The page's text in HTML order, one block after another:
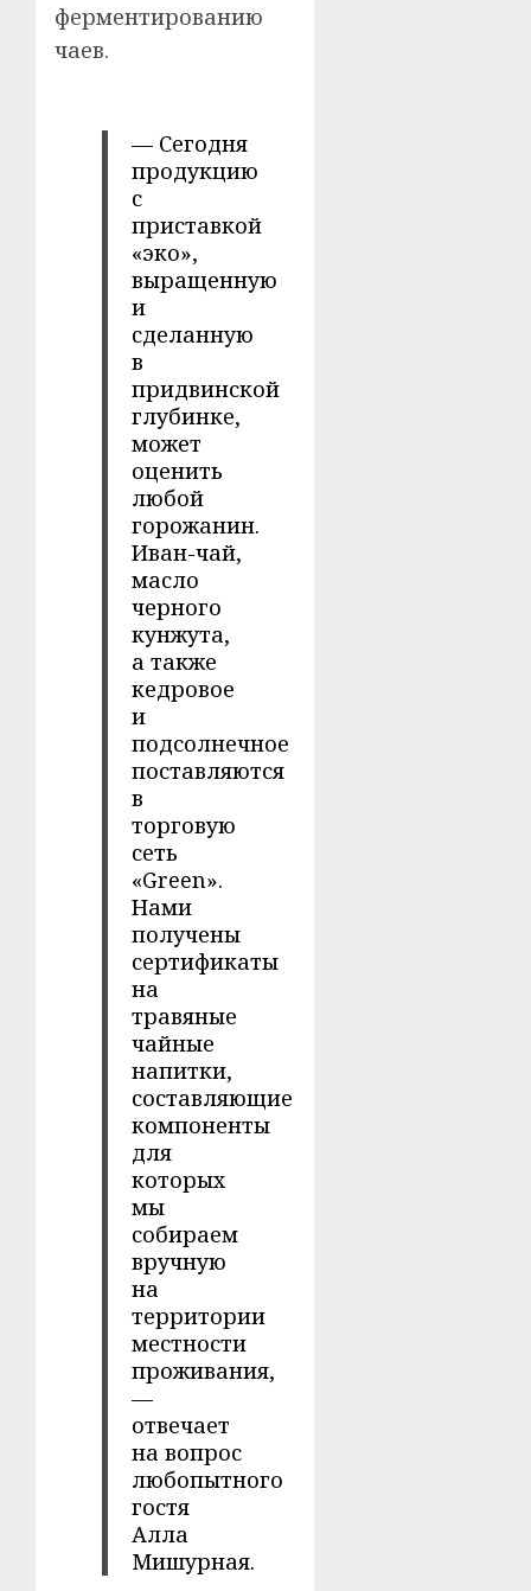
ферментированию
чаев.
— Сегодня
продукцию
с
приставкой
«эко»,
выращенную
и
сделанную
в
придвинской
глубинке,
может
оценить
любой
горожанин.
Иван-чай,
масло
черного
кунжута,
а также
кедровое
и
подсолнечное
поставляются
в
торговую
сеть
«Green».
Нами
получены
сертификаты
на
травяные
чайные
напитки,
составляющие
компоненты
для
которых
мы
собираем
вручную
на
территории
местности
проживания,
—
отвечает
на вопрос
любопытного
гостя
Алла
Мишурная.